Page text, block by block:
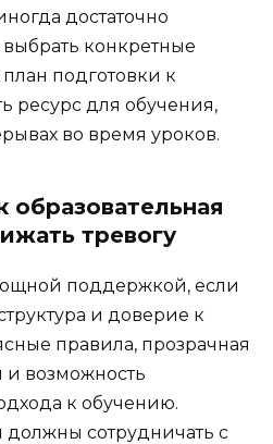
достаточно
конкретные
подготовки к
ресурс для обучения,
во время уроков.
тревогу
поддержкой, если
и доверие к
правила, прозрачная
возможность
к обучению.
должны сотрудничать с